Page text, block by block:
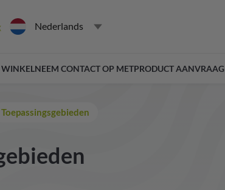
Nederlands
NEEM CONTACT OP METPRODUCT AANVRAAG
Toepassingsgebieden